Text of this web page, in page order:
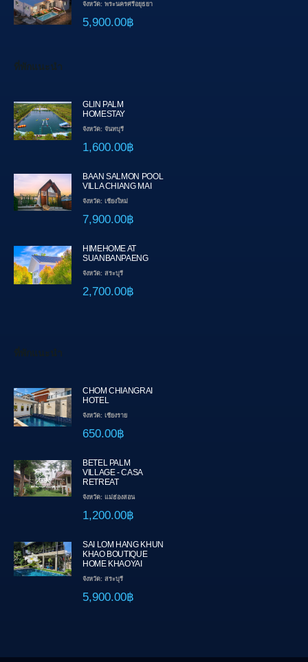
จังหวัด: พระนครศรีอยุธยา
5,900.00฿
ที่พักแนะนำ
GLIN PALM
HOMESTAY
จังหวัด: จันทบุรี
1,600.00฿
BAAN SALMON POOL
VILLA CHIANG MAI
จังหวัด: เชียงใหม่
7,900.00฿
HIMEHOME AT
SUANBANPAENG
จังหวัด: สระบุรี
2,700.00฿
ที่พักแนะนำ
CHOM CHIANGRAI
HOTEL
จังหวัด: เชียงราย
650.00฿
BETEL PALM
VILLAGE - CASA
RETREAT
จังหวัด: แม่ฮ่องสอน
1,200.00฿
SAI LOM HANG KHUN
KHAO BOUTIQUE
HOME KHAOYAI
จังหวัด: สระบุรี
5,900.00฿